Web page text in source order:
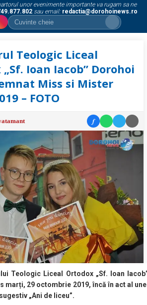
unor evenimente importante va rugam sa ne
sau email: redactia@dorohoinews.ro
Teologic Liceal
Ioan Iacob” Dorohoi
Miss si Mister
– FOTO
f
Teologic Liceal Ortodox „Sf. Ioan
marți, 29 octombrie 2019, încă în act al
„Ani de liceu”.